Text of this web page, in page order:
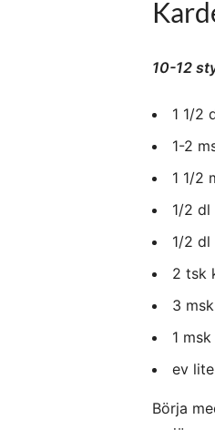
10-12
1 1/2
1-2
1 1/2
1/2
1/2 dl
2 tsk
3
1
ev
Börja